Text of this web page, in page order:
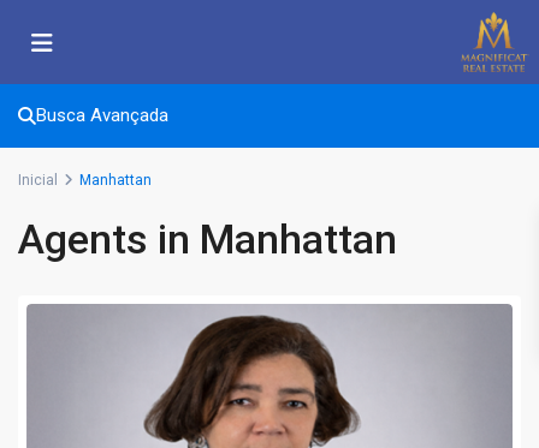
Busca Avançada
Inicial Manhattan
Agents in Manhattan